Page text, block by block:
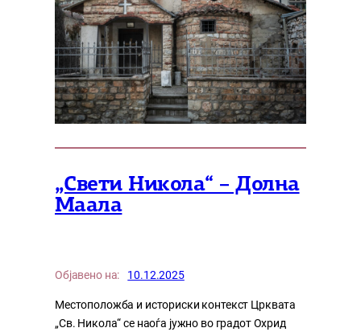
„Свети Никола“ – Долна
Маала
Објавено на: 10.12.2025
Местоположба и историски контекст Црквата
„Св. Никола“ се наоѓа јужно во градот Охрид